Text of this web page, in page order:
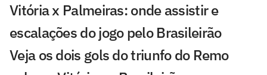
Vitória x Palmeiras: onde assistir e
escalações do jogo pelo Brasileirão
Veja os dois gols do triunfo do Remo